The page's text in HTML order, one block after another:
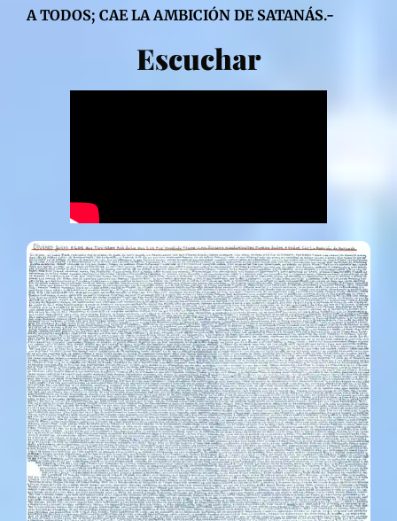
A TODOS; CAE LA AMBICIÓN DE SATANÁS.-
Escuchar